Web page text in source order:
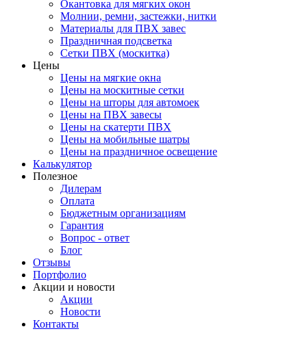
Окантовка для мягких окон
Молнии, ремни, застежки, нитки
Материалы для ПВХ завес
Праздничная подсветка
Сетки ПВХ (москитка)
Цены
Цены на мягкие окна
Цены на москитные сетки
Цены на шторы для автомоек
Цены на ПВХ завесы
Цены на скатерти ПВХ
Цены на мобильные шатры
Цены на праздничное освещение
Калькулятор
Полезное
Дилерам
Оплата
Бюджетным организациям
Гарантия
Вопрос - ответ
Блог
Отзывы
Портфолио
Акции и новости
Акции
Новости
Контакты